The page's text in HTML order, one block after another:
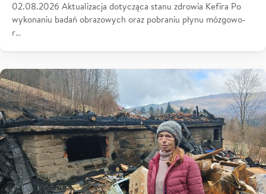
02.08.2026 Aktualizacja dotycząca stanu zdrowia Kefira Po
wykonaniu badań obrazowych oraz pobraniu płynu mózgowo-
r…